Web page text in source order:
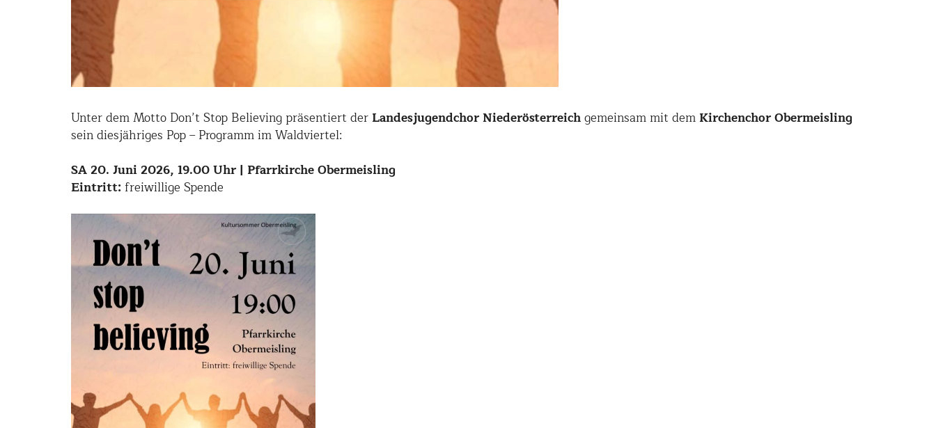
Unter dem Motto Don’t Stop Believing präsentiert derLandesjugendchor Niederösterreichgemeinsam mit demKirchenchor Obermeisling
sein diesjähriges Pop – Programm im Waldviertel:
SA 20. Juni 2026, 19.00 Uhr | Pfarrkirche Obermeisling
Eintritt:freiwillige Spende